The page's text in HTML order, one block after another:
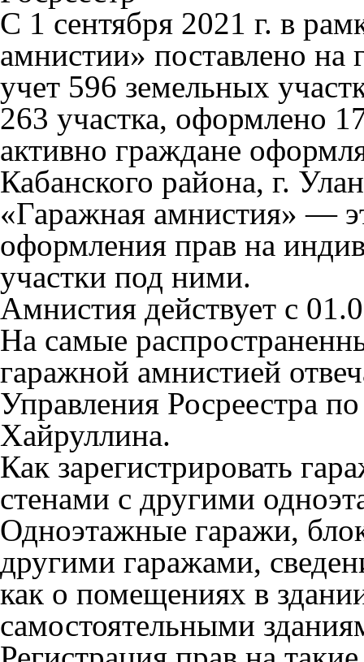
С 1 сентября 2021 г. в
амнистии» поставлено на
учет 596 земельных
263 участка, оформлено
активно граждане
Кабанского района, г.
«Гаражная амнистия» —
оформления прав на
участки под ними.
Амнистия действует с
На самые
гаражной амнистией
Управления Росреестра
Хайруллина.
Как зарегистрировать
стенами с другими
Одноэтажные гаражи,
другими гаражами,
как о помещениях в
самостоятельными